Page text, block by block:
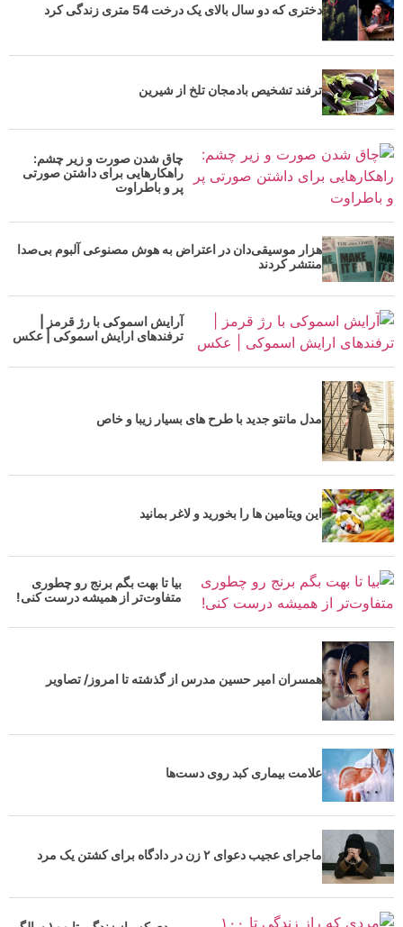
دختری که دو سال بالای یک درخت 54 متری زندگی کرد
ترفند تشخیص بادمجان تلخ از شیرین
چاق شدن صورت و زیر چشم:
راهکارهایی برای داشتن صورتی
پر و باطراوت
هزار موسیقی‌دان در اعتراض به هوش مصنوعی آلبوم بی‌صدا
منتشر کردند
آرایش اسموکی با رژ قرمز |
ترفندهای ارایش اسموکی | عکس
مدل مانتو جدید با طرح های بسیار زیبا و خاص
این ویتامین ها را بخورید و لاغر بمانید
بیا تا بهت بگم برنج رو چطوری
متفاوت‌تر از همیشه درست کنی!
همسران امیر حسین مدرس از گذشته تا امروز/ تصاویر
علامت بیماری کبد روی دست‌ها
ماجرای عجیب دعوای ۲ زن در دادگاه برای کشتن یک مرد